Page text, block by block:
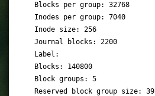
    Blocks per group: 32768
    Inodes per group: 7040
    Inode size: 256
    Journal blocks: 2200
    Label:
    Blocks: 140800
    Block groups: 5
    Reserved block group size: 39